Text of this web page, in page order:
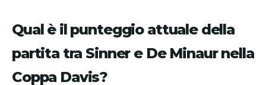
Qual è il punteggio attuale della
partita tra Sinner e De Minaur nella
Coppa Davis?